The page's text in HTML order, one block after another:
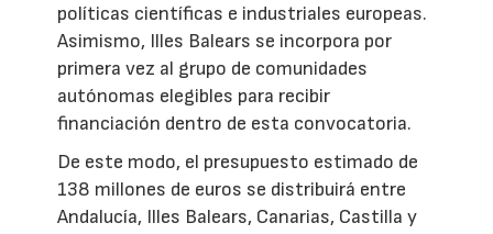
políticas científicas e industriales europeas.
Asimismo, Illes Balears se incorpora por
primera vez al grupo de comunidades
autónomas elegibles para recibir
financiación dentro de esta convocatoria.
De este modo, el presupuesto estimado de
138 millones de euros se distribuirá entre
Andalucía, Illes Balears, Canarias, Castilla y